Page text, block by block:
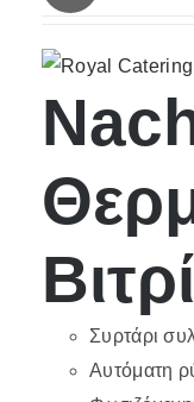
Συρτάρι
Αυτόματη